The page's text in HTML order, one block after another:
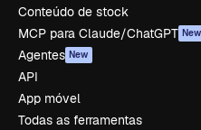
Conteúdo de stock
MCP para Claude/ChatGPT New
Agentes New
API
App móvel
Todas as ferramentas